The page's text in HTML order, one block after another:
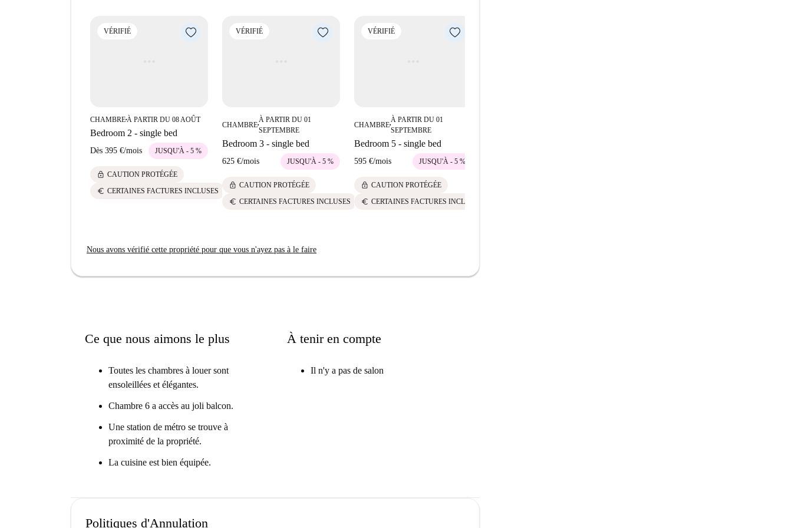
VÉRIFIÉ
CHAMBRE■À PARTIR DU 08 AOÛT
Bedroom 2 - single bed
Dès 395 €/mois JUSQU'À - 5 %
lock CAUTION PROTÉGÉE
euro CERTAINES FACTURES INCLUSES
VÉRIFIÉ
CHAMBRE■
À PARTIR DU 01
SEPTEMBRE
Bedroom 3 - single bed
625 €/mois JUSQU'À - 5 %
lock CAUTION PROTÉGÉE
euro CERTAINES FACTURES INCLUSES
VÉRIFIÉ
CHAMBRE■
À PARTIR DU 01
SEPTEMBRE
Bedroom 5 - single bed
595 €/mois JUSQU'À - 5 %
lock CAUTION PROTÉGÉE
euro CERTAINES FACTURES INCLUSES
Nous avons vérifié cette propriété pour que vous n'ayez pas à le faire
Ce que nous aimons le plus
Toutes les chambres à louer sont
ensoleillées et élégantes.
Chambre 6 a accès au joli balcon.
Une station de métro se trouve à
proximité de la propriété.
La cuisine est bien équipée.
À tenir en compte
Il n'y a pas de salon
Politiques d'Annulation